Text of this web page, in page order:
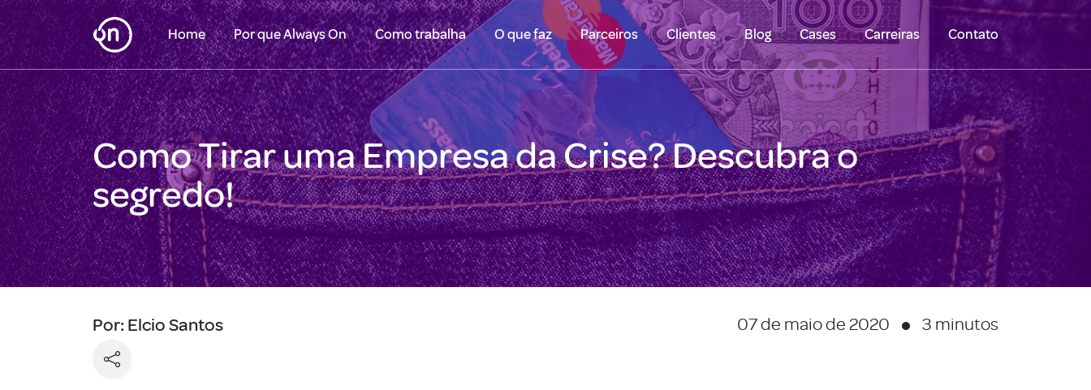
Home Por que Always On Como trabalha O que faz Parceiros Clientes Blog Cases Carreiras Contato
Como Tirar uma Empresa da Crise? Descubra o
segredo!
Por: Elcio Santos 07 de maio de 2020 3 minutos